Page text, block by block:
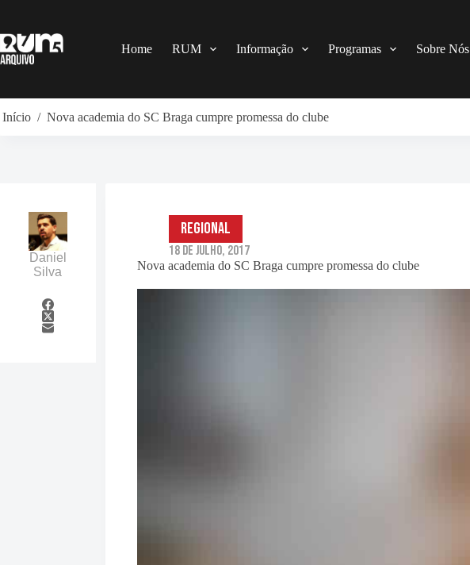
o
conteúdo
Home RUM Informação Programas Sobre Nós
Início / Nova academia do SC Braga cumpre promessa do clube
Nova academia do SC Braga cumpre promessa do clube
Regional
18 de Julho, 2017
Daniel
Silva